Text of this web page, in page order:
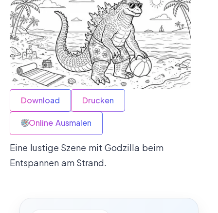
Download Drucken
Online Ausmalen
Eine lustige Szene mit Godzilla beim
Entspannen am Strand.